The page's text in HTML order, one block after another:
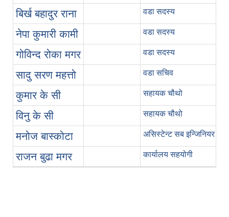
बिर्ख बहादुर राना वडा सदस्य
नेपा कुमारी कामी वडा सदस्य
गोविन्द रोका मगर वडा सदस्य
सादु सरण महत्तो वडा सचिव
कुमार के सी सहायक चौथो
विनु के सी सहायक चौथो
मनोज बास्कोटा असिस्टेन्ट सब इन्जिनियर
राजन बुढा मगर कार्यालय सहयोगी